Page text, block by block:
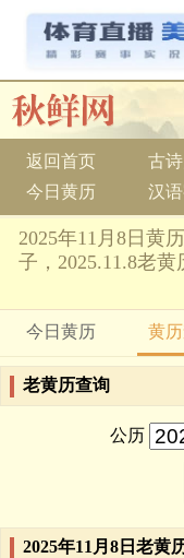
返回首页 古
今日黄历
汉
2025年11月8日黄
子，2025.11.8老
今日黄历 黄
老黄历查询
公历
2025年11月8日老黄